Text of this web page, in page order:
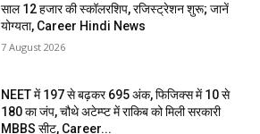
साल 12 हजार की स्कॉलरशिप, रजिस्ट्रेशन शुरू; जानें
योग्यता, Career Hindi News
7 August 2026
NEET में 197 से बढ़कर 695 अंक, फिजिक्स में 10 से
180 का जंप, चौथे अटेम्प्ट में राकिब को मिली सरकारी
MBBS सीट, Career...